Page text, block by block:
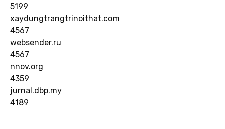
5199
xaydungtrangtrinoithat.com
4567
websender.ru
4567
nnov.org
4359
jurnal.dbp.my
4189